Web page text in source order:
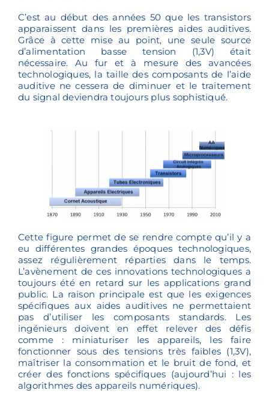
C’est au début des années 50 que les transistors
apparaissent dans les premières aides auditives.
Grâce à cette mise au point, une seule source
d’alimentation basse tension (1,3V) était
nécessaire. Au fur et à mesure des avancées
technologiques, la taille des composants de l’aide
auditive ne cessera de diminuer et le traitement
du signal deviendra toujours plus sophistiqué.
Cette figure permet de se rendre compte qu’il y a
eu différentes grandes époques technologiques,
assez régulièrement réparties dans le temps.
L’avènement de ces innovations technologiques a
toujours été en retard sur les applications grand
public. La raison principale est que les exigences
spécifiques aux aides auditives ne permettaient
pas d’utiliser les composants standards. Les
ingénieurs doivent en effet relever des défis
comme : miniaturiser les appareils, les faire
fonctionner sous des tensions très faibles (1,3V),
maîtriser la consommation et le bruit de fond, et
créer des fonctions spécifiques (aujourd’hui : les
algorithmes des appareils numériques).